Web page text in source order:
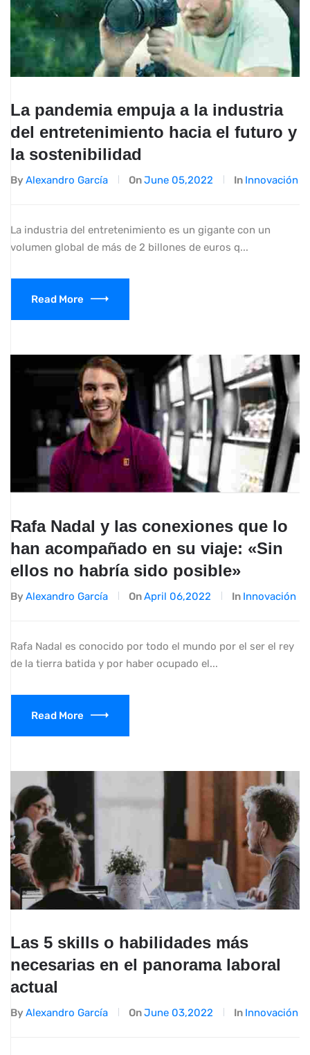
La pandemia empuja a la industria
del entretenimiento hacia el futuro y
la sostenibilidad
By Alexandro García OnJune 05,2022 In Innovación
La industria del entretenimiento es un gigante con un
volumen global de más de 2 billones de euros q...
Read More
Rafa Nadal y las conexiones que lo
han acompañado en su viaje: «Sin
ellos no habría sido posible»
By Alexandro García OnApril 06,2022 In Innovación
Rafa Nadal es conocido por todo el mundo por el ser el rey
de la tierra batida y por haber ocupado el...
Read More
Las 5 skills o habilidades más
necesarias en el panorama laboral
actual
By Alexandro García OnJune 03,2022 In Innovación